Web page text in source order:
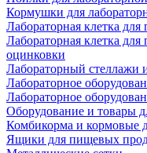
Кормушки для
Лабораторная клетка
Лабораторная клетка
оцинковки
Лабораторный стеллажи
Лабораторное
Лабораторное
Оборудование и товары
Комбикорма и кормовые
Ящики для пищевых